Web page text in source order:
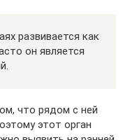
развивается как
он является
что рядом с ней
этот орган